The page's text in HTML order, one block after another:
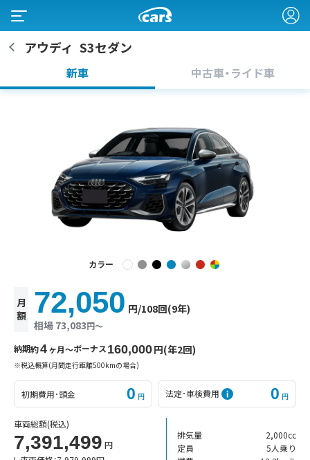
アウディ S3セダン
新車 中古車・ライド車
カラー
月
額
相場 73,083円〜
72,050 円/108回(9年)
納期約4ヶ月〜ボーナス160,000円(年2回)
※税込概算(月間走行距離500kmの場合)
初期費用･頭金 0 円 法定･車検費用 0 円
車両総額(税込)
7,391,499 円
排気量
2,000cc
定員
5人乗り